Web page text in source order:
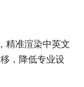
精准渲染中英文
，降低专业设